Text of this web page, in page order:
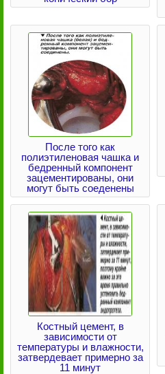
После того как
полиэтиленовая чашка и
бедренный компонент
зацементированы, они
могут быть соеденены
Костный цемент, в
зависимости от
температуры и влажности,
затвердевает примерно за
11 минут